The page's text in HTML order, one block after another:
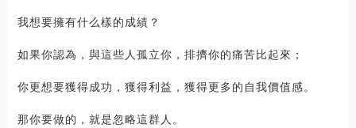
我想要擁有什么樣的成績？
如果你認為，與這些人孤立你，排擠你的痛苦比起來；
你更想要獲得成功，獲得利益，獲得更多的自我價值感。
那你要做的，就是忽略這群人。